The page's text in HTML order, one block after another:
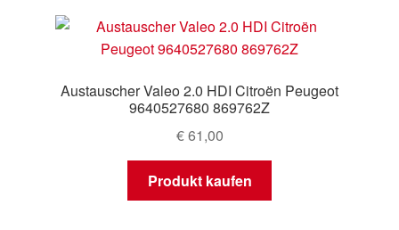
Austauscher Valeo 2.0 HDI Citroën Peugeot
9640527680 869762Z
€61,00
Produkt kaufen